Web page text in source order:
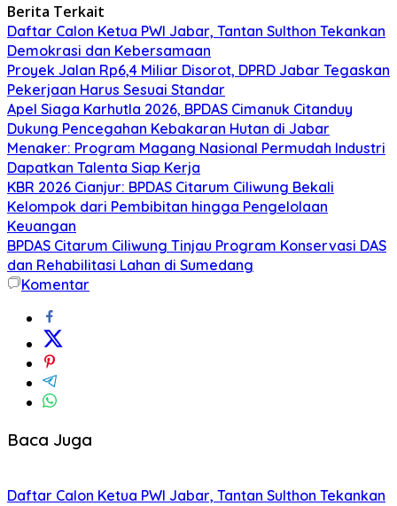
Berita Terkait
Daftar Calon Ketua PWI Jabar, Tantan Sulthon Tekankan
Demokrasi dan Kebersamaan
Proyek Jalan Rp6,4 Miliar Disorot, DPRD Jabar Tegaskan
Pekerjaan Harus Sesuai Standar
Apel Siaga Karhutla 2026, BPDAS Cimanuk Citanduy
Dukung Pencegahan Kebakaran Hutan di Jabar
Menaker: Program Magang Nasional Permudah Industri
Dapatkan Talenta Siap Kerja
KBR 2026 Cianjur: BPDAS Citarum Ciliwung Bekali
Kelompok dari Pembibitan hingga Pengelolaan
Keuangan
BPDAS Citarum Ciliwung Tinjau Program Konservasi DAS
dan Rehabilitasi Lahan di Sumedang
Komentar
Baca Juga
Daftar Calon Ketua PWI Jabar, Tantan Sulthon Tekankan